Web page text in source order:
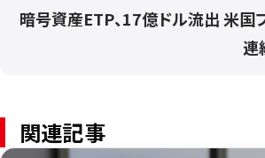
暗号資産ETP、17億ドル流出 米国
連
関連記事